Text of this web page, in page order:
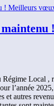
Local ,
l’année
et autres